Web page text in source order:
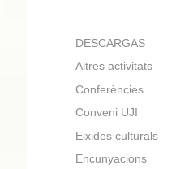
DESCARGAS
Altres activitats
Conferències
Conveni UJI
Eixides culturals
Encunyacions